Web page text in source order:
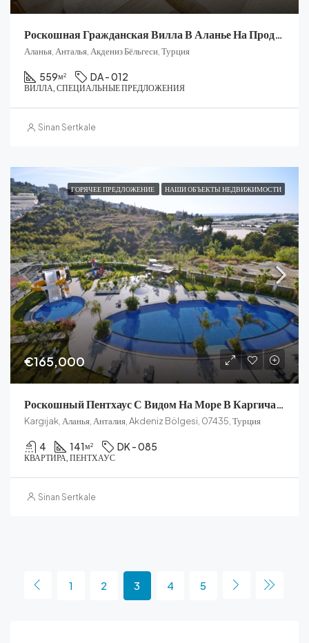
Роскошная Гражданская Вилла В Аланье На Продажу
Аланья, Анталья, Акдениз Бёльгеси, Турция
559м² DA - 012
ВИЛЛА, СПЕЦИАЛЬНЫЕ ПРЕДЛОЖЕНИЯ
Sinan Sertkale
ГОРЯЧЕЕ ПРЕДЛОЖЕНИЕ НАШИ ОБЪЕКТЫ НЕДВИЖИМОСТИ
€165,000
Роскошный Пентхаус С Видом На Море В Каргичаке
Kargıjak, Аланья, Анталия, Akdeniz Bölgesi, 07435, Турция
4 141м² DK - 085
КВАРТИРА, ПЕНТХАУС
Sinan Sertkale
1 2 3 4 5